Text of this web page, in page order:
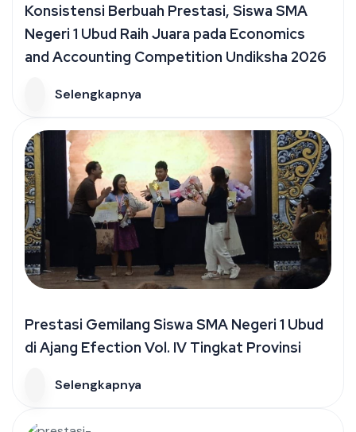
Konsistensi Berbuah Prestasi, Siswa SMA
Negeri 1 Ubud Raih Juara pada Economics
and Accounting Competition Undiksha 2026
Selengkapnya
Prestasi Gemilang Siswa SMA Negeri 1 Ubud
di Ajang Efection Vol. IV Tingkat Provinsi
Selengkapnya